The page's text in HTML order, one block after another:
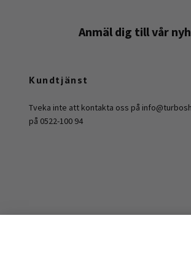
Anmäl dig till vår
Kundtjänst
Tveka inte att kontakta oss på
på 0522-100 94